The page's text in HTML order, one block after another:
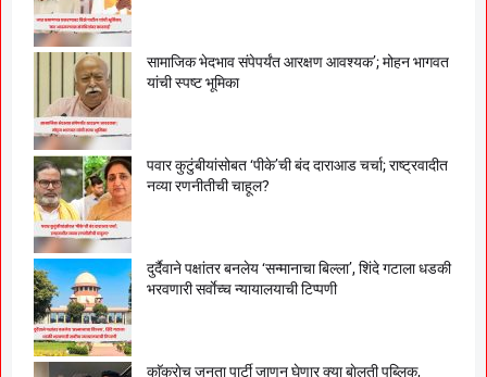
सामाजिक भेदभाव संपेपर्यंत आरक्षण आवश्यक’; मोहन भागवत
यांची स्पष्ट भूमिका
पवार कुटुंबीयांसोबत ‘पीके’ची बंद दाराआड चर्चा; राष्ट्रवादीत
नव्या रणनीतीची चाहूल?
दुर्दैवाने पक्षांतर बनलेय ‘सन्मानाचा बिल्ला’, शिंदे गटाला धडकी
भरवणारी सर्वाेच्च न्यायालयाची टिप्पणी
काॅक्राेच जनता पार्टी जाणून घेणार क्या बाेलती पब्लिक,